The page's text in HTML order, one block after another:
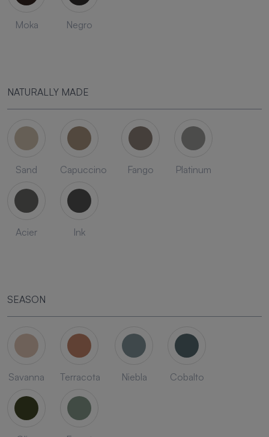
Moka Negro
NATURALLY MADE
Sand Capuccino Fango Platinum
Acier Ink
SEASON
Savanna Terracota Niebla Cobalto